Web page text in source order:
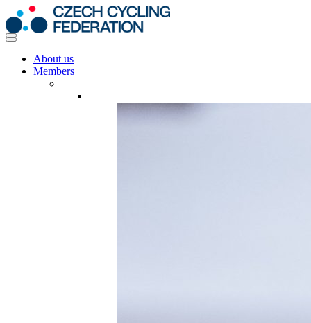
About us
Members